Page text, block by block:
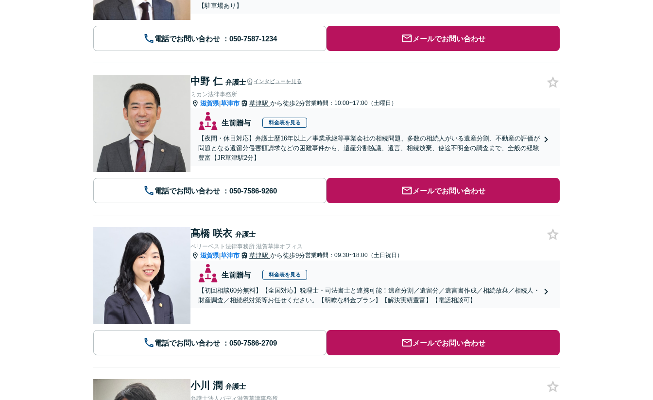
【駐車場あり】
電話でお問い合わせ メールでお問い合わせ
中野 仁 弁護士 インタビューを見る
ミカン法律事務所
滋賀県|草津市 草津駅 から徒歩2分営業時間：10:00~17:00（土曜日）
生前贈与 料金表を見る
【夜間・休日対応】弁護士歴16年以上／事業承継等事業会社の相続問題、多数の相続人がいる遺産分割、不動産の評価が
問題となる遺留分侵害額請求などの困難事件から、遺産分割協議、遺言、相続放棄、使途不明金の調査まで、全般の経験
豊富【JR草津駅2分】
電話でお問い合わせ メールでお問い合わせ
髙橋 咲衣 弁護士
ベリーベスト法律事務所 滋賀草津オフィス
滋賀県|草津市 草津駅 から徒歩9分営業時間：09:30~18:00（土日祝日）
生前贈与 料金表を見る
【初回相談60分無料】【全国対応】税理士・司法書士と連携可能！遺産分割／遺留分／遺言書作成／相続放棄／相続人・
財産調査／相続税対策等お任せください。【明瞭な料金プラン】【解決実績豊富】【電話相談可】
電話でお問い合わせ メールでお問い合わせ
小川 潤 弁護士
弁護士法人バディ滋賀草津事務所